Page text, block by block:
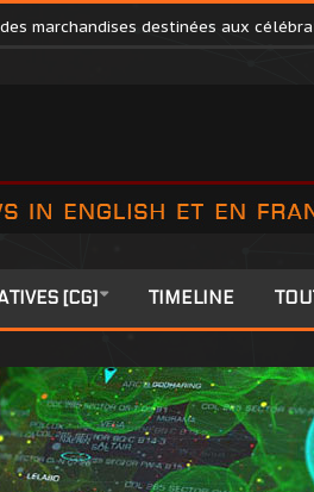
marchandises destinées aux
[CG] TIMELINE